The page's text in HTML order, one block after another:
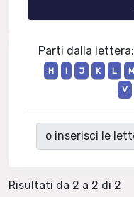
Parti dalla lettera:
H
I J K L M
V
o inserisci le
Risultati da 2 a 2 di 2